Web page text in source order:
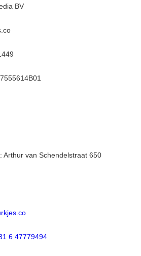
BV
Arthur van Schendelstraat 650
6 47779494